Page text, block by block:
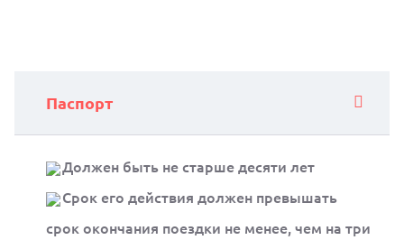
Паспорт
Должен быть не старше десяти лет
Срок его действия должен превышать
срок окончания поездки не менее, чем на три